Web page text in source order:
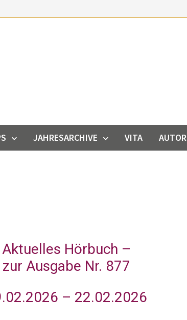
JAHRESARCHIVE VITA AUTOR
Aktuelles Hörbuch –
zur Ausgabe Nr. 877
– 22.02.2026